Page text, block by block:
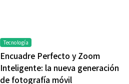
Tecnología
Encuadre Perfecto y Zoom
Inteligente: la nueva generación
de fotografía móvil